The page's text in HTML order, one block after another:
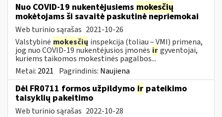
Nuo COVID-19 nukentėjusiems mokesčių
mokėtojams ši savaitė paskutinė nepriemokai
Web turinio sąrašas 2021-10-26
Valstybinė mokesčių inspekcija (toliau – VMI) primena,
jog nuo COVID-19 nukentėjusios įmonės irgyventojai,
kuriems taikomos mokestinės pagalbos...
Metai: 2021 Pagrindinis: Naujiena
Dėl FR0711 formos užpildymo ir pateikimo
taisyklių pakeitimo
Web turinio sąrašas 2022-10-28